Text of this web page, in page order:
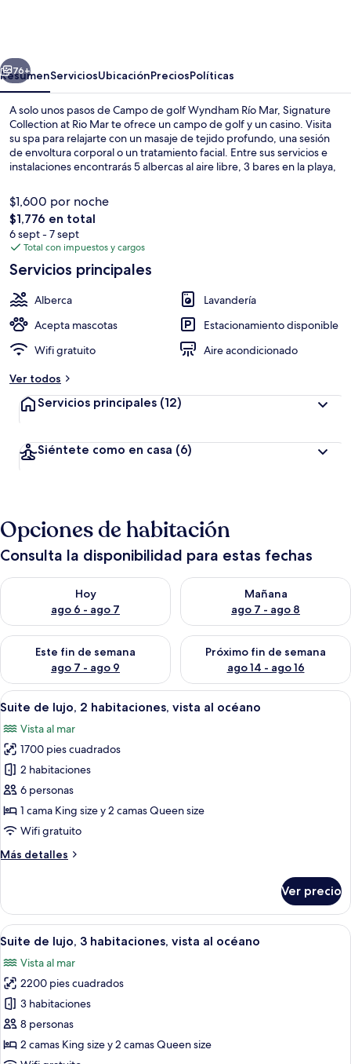
Mar
Siguiente
76+
ResumenServiciosUbicaciónPreciosPolíticas
A solo unos pasos de Campo de golf Wyndham Río Mar, Signature
Collection at Rio Mar te ofrece un campo de golf y un casino. Visita
su spa para relajarte con un masaje de tejido profundo, una sesión
de envoltura corporal o un tratamiento facial. Entre sus servicios e
instalaciones encontrarás 5 albercas al aire libre, 3 bares en la playa,
$1,600 por noche
El
precio
total
de
$1,776 en total
6 sept - 7 sept
Total con impuestos y cargos
Servicios principales
Alberca
Lavandería
Acepta mascotas
Estacionamiento disponible
Wifi gratuito
Aire acondicionado
Ver todos
Servicios principales (12)
Siéntete como en casa (6)
Opciones de habitación
Consulta la disponibilidad para estas fechas
Hoy
ago 6 - ago 7
Consulta la disponibilidad para hoy ago 6 - ago 7
Mañana
ago 7 - ago 8
Consulta la disponibilidad
Este fin de semana
ago 7 - ago 9
Consulta la disponibilidad para este fin de semana ago 7 -
Próximo fin de semana
ago 14 - ago 16
Consulta la disponibilidad
Abrir
todas
las
fotos
de
Suite
de
lujo,
habitaciones,
océano
Un moderno salón con un televisor
18
Suite de lujo, 2 habitaciones, vista al océano
Vista al mar
1700 pies cuadrados
2 habitaciones
6 personas
1 cama King size y 2 camas Queen size
Wifi gratuito
Más detalles
Más
de
lujo,
2
habitaciones,
vista
al
océano
Ver precio
Abrir
todas
las
fotos
de
Suite
de
lujo,
Una habitación de hotel moderna
18
Suite de lujo, 3 habitaciones, vista al océano
Vista al mar
2200 pies cuadrados
3 habitaciones
8 personas
2 camas King size y 2 camas Queen size